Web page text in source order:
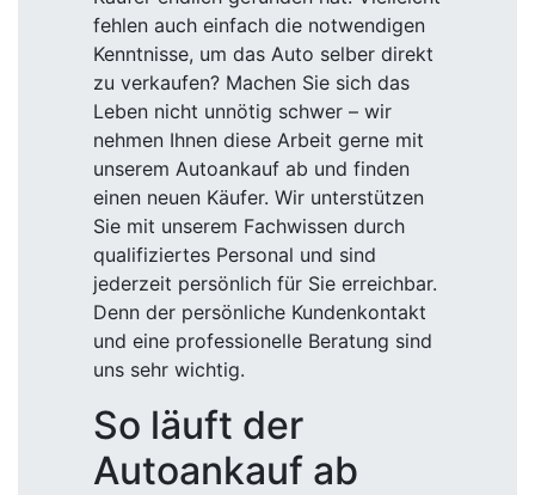
fehlen auch einfach die notwendigen
Kenntnisse, um das Auto selber direkt
zu verkaufen? Machen Sie sich das
Leben nicht unnötig schwer – wir
nehmen Ihnen diese Arbeit gerne mit
unserem Autoankauf ab und finden
einen neuen Käufer. Wir unterstützen
Sie mit unserem Fachwissen durch
qualifiziertes Personal und sind
jederzeit persönlich für Sie erreichbar.
Denn der persönliche Kundenkontakt
und eine professionelle Beratung sind
uns sehr wichtig.
So läuft der
Autoankauf ab